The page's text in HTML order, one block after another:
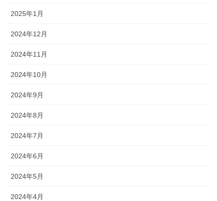
2025年1月
2024年12月
2024年11月
2024年10月
2024年9月
2024年8月
2024年7月
2024年6月
2024年5月
2024年4月